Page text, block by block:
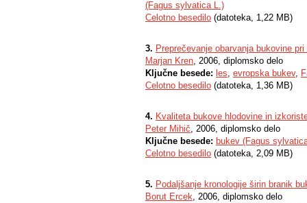
(Fagus sylvatica L.)
Celotno besedilo (datoteka, 1,22 MB)
3. Preprečevanje obarvanja bukovine
Marjan Kren, 2006, diplomsko delo
Ključne besede: les, evropska bukev,
Celotno besedilo (datoteka, 1,36 MB)
4. Kvaliteta bukove hlodovine in
Peter Mihič, 2006, diplomsko delo
Ključne besede: bukev (Fagus
Celotno besedilo (datoteka, 2,09 MB)
5. Podaljšanje kronologije širin branik
Borut Ercek, 2006, diplomsko delo